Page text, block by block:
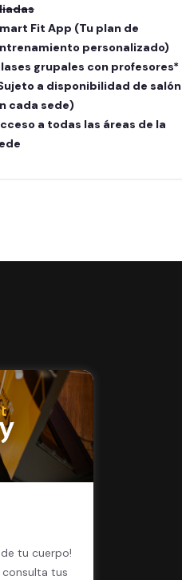
Fit App (Tu plan de
personalizado)
grupales con profesores*
a disponibilidad de salón
cada sede)
a todas las áreas de la
tu cuerpo!
tus